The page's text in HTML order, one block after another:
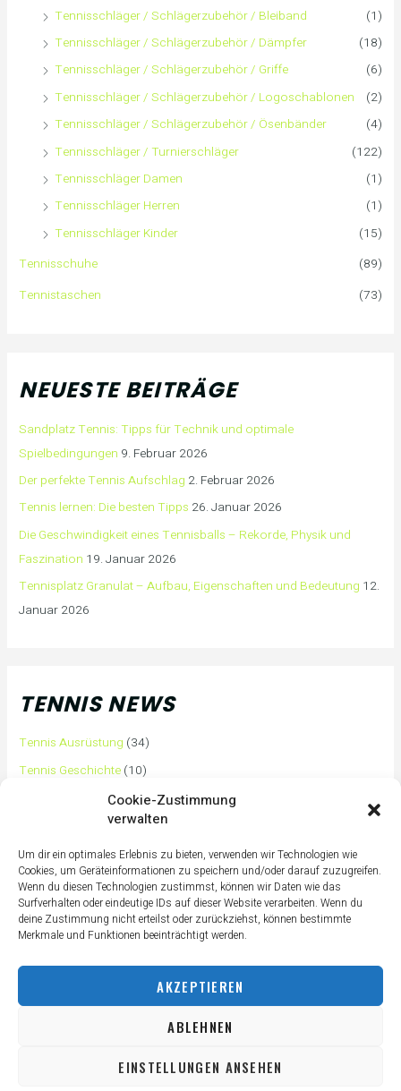
Cookie-Zustimmung
verwalten
Um dir ein optimales Erlebnis zu bieten, verwenden wir Technologien wie
Cookies, um Geräteinformationen zu speichern und/oder darauf zuzugreifen.
Wenn du diesen Technologien zustimmst, können wir Daten wie das
Surfverhalten oder eindeutige IDs auf dieser Website verarbeiten. Wenn du
deine Zustimmung nicht erteilst oder zurückziehst, können bestimmte
Merkmale und Funktionen beeinträchtigt werden.
AKZEPTIEREN
ABLEHNEN
EINSTELLUNGEN ANSEHEN
Tennisschläger / Schlägerzubehör / Bleiband
(1)
Tennisschläger / Schlägerzubehör / Dämpfer
(18)
Tennisschläger / Schlägerzubehör / Griffe
(6)
Tennisschläger / Schlägerzubehör / Logoschablonen
(2)
Tennisschläger / Schlägerzubehör / Ösenbänder
(4)
Tennisschläger / Turnierschläger
(122)
Tennisschläger Damen
(1)
Tennisschläger Herren
(1)
Tennisschläger Kinder
(15)
Tennisschuhe
(89)
Tennistaschen
(73)
NEUESTE BEITRÄGE
Sandplatz Tennis: Tipps für Technik und optimale
Spielbedingungen 9. Februar 2026
Der perfekte Tennis Aufschlag 2. Februar 2026
Tennis lernen: Die besten Tipps 26. Januar 2026
Die Geschwindigkeit eines Tennisballs – Rekorde, Physik und
Faszination 19. Januar 2026
Tennisplatz Granulat – Aufbau, Eigenschaften und Bedeutung 12.
Januar 2026
TENNIS NEWS
Tennis Ausrüstung (34)
Tennis Geschichte (10)
Tennis Tipps und Tricks(63)
(3)
Tennis Training für Anfänger(36)
Tennisass Profis(7)
Tennisbälle (4)
Tennisplatz(1)